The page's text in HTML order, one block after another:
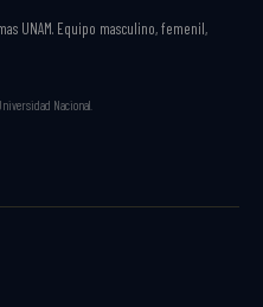
UNAM. Equipo masculino, femenil,
Nacional.